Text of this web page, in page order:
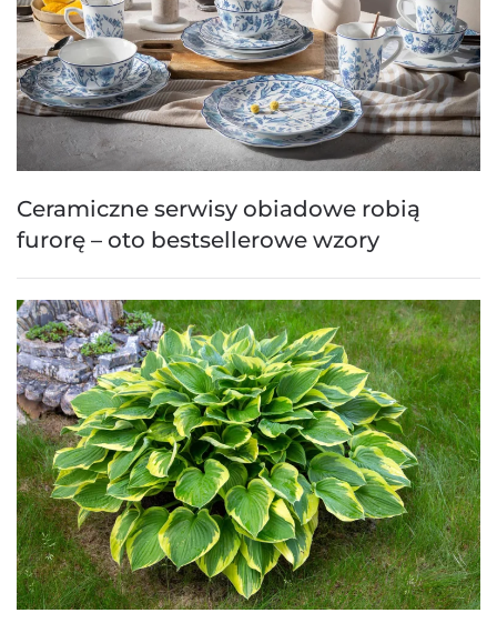
Ceramiczne serwisy obiadowe robią
furorę – oto bestsellerowe wzory